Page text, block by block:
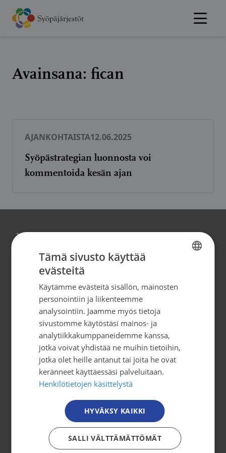
Hyppää
sisältöön
Avainsana: fican
AJANKOHTAISTA12.06.2025
Syöpästrategian luonnosta voi
kommentoida kesän ajan
Yhteystiedot
Syöpäjärjestöt
Mäkelänkatu 2, 4. kerros
00500 Helsinki
puh. 09 135 331
tiedotus@cancer.fi
Tilaa uutiskirje
Tule mukaan
Mitä me teemme?
Jäsenyys
FINNISH
Tämä sivusto käyttää
evästeitä
Käytämme evästeitä sisällön, mainosten
personointiin ja liikenteemme
analysointiin. Jaamme myös tietoja
sivustomme käytöstäsi mainos- ja
analytiikkakumppaneidemme kanssa,
jotka voivat yhdistää ne muihin tietoihin,
jotka olet heille antanut tai joita he ovat
keränneet käyttäessäsi palveluitaan.
Henkilötietojen käsittelystä
HYVÄKSY KAIKKI
SALLI VÄLTTÄMÄTTÖMÄT